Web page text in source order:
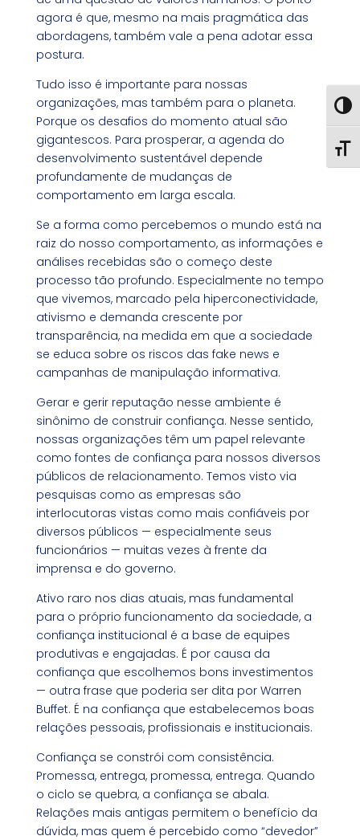
agora é que, mesmo na mais pragmática das
abordagens, também vale a pena adotar essa
postura.
Tudo isso é importante para nossas
organizações, mas também para o planeta.
Porque os desafios do momento atual são
gigantescos. Para prosperar, a agenda do
desenvolvimento sustentável depende
profundamente de mudanças de
comportamento em larga escala.
Se a forma como percebemos o mundo está na
raiz do nosso comportamento, as informações e
análises recebidas são o começo deste
processo tão profundo. Especialmente no tempo
que vivemos, marcado pela hiperconectividade,
ativismo e demanda crescente por
transparência, na medida em que a sociedade
se educa sobre os riscos das fake news e
campanhas de manipulação informativa.
Gerar e gerir reputação nesse ambiente é
sinônimo de construir confiança. Nesse sentido,
nossas organizações têm um papel relevante
como fontes de confiança para nossos diversos
públicos de relacionamento. Temos visto via
pesquisas como as empresas são
interlocutoras vistas como mais confiáveis por
diversos públicos — especialmente seus
funcionários — muitas vezes à frente da
imprensa e do governo.
Ativo raro nos dias atuais, mas fundamental
para o próprio funcionamento da sociedade, a
confiança institucional é a base de equipes
produtivas e engajadas. É por causa da
confiança que escolhemos bons investimentos
— outra frase que poderia ser dita por Warren
Buffet. É na confiança que estabelecemos boas
relações pessoais, profissionais e institucionais.
Confiança se constrói com consistência.
Promessa, entrega, promessa, entrega. Quando
o ciclo se quebra, a confiança se abala.
Relações mais antigas permitem o benefício da
dúvida, mas quem é percebido como “devedor”